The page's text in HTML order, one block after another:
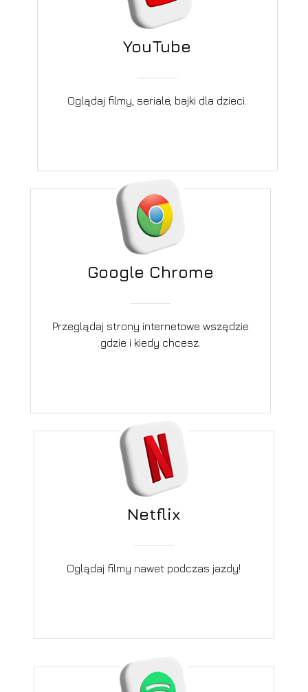
YouTube
Oglądaj filmy, seriale, bajki dla dzieci.
Google Chrome
Przeglądaj strony internetowe wszędzie
gdzie i kiedy chcesz.
Netflix
Oglądaj filmy nawet podczas jazdy!